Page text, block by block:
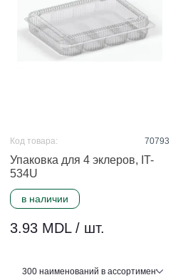
в наличии
Упаковка для 4 эклеров, IT-
534U
Код товара: 70793
3.93 MDL / шт.